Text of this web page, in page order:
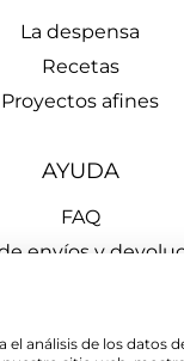
La despensa
Recetas
Proyectos afines
AYUDA
FAQ
envíos y
de Privacidad
de Cookies
el análisis de los datos